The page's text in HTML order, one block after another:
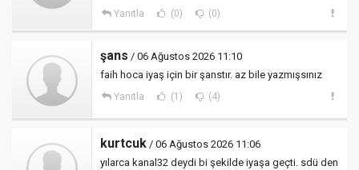
Yanıtla (0) (0)
şans / 06 Ağustos 2026 11:10
faih hoca iyaş için bir şanstır. az bile yazmışsınız
Yanıtla (1) (4)
kurtcuk / 06 Ağustos 2026 11:06
yılarca kanal32 deydi bi şekilde iyaşa geçti. sdü den